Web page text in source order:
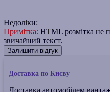
Недоліки:
Примітка: HTML розмітка не
звичайний текст.
Залишити відгук
Доставка по Києву